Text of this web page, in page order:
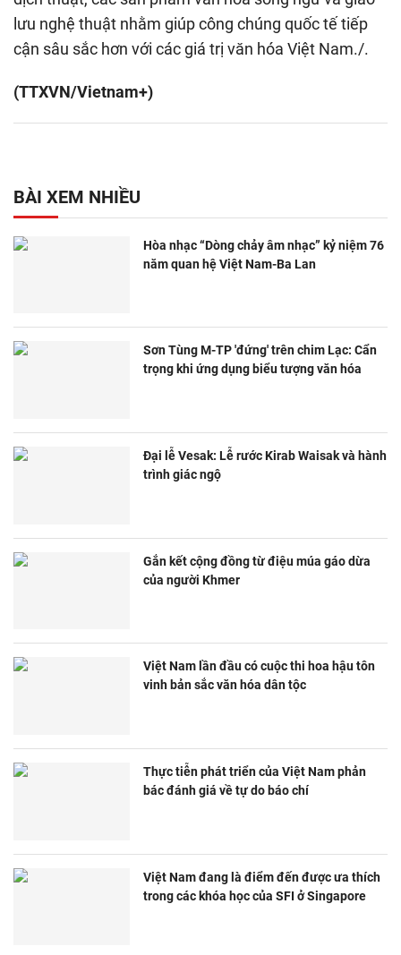
lưu nghệ thuật nhằm giúp công chúng quốc tế tiếp
cận sâu sắc hơn với các giá trị văn hóa Việt Nam./.
(TTXVN/Vietnam+)
BÀI XEM NHIỀU
Hòa nhạc “Dòng chảy âm nhạc” kỷ niệm 76
năm quan hệ Việt Nam-Ba Lan
Sơn Tùng M-TP 'đứng' trên chim Lạc: Cẩn
trọng khi ứng dụng biểu tượng văn hóa
Đại lễ Vesak: Lễ rước Kirab Waisak và hành
trình giác ngộ
Gắn kết cộng đồng từ điệu múa gáo dừa
của người Khmer
Việt Nam lần đầu có cuộc thi hoa hậu tôn
vinh bản sắc văn hóa dân tộc
Thực tiễn phát triển của Việt Nam phản
bác đánh giá về tự do báo chí
Việt Nam đang là điểm đến được ưa thích
trong các khóa học của SFI ở Singapore